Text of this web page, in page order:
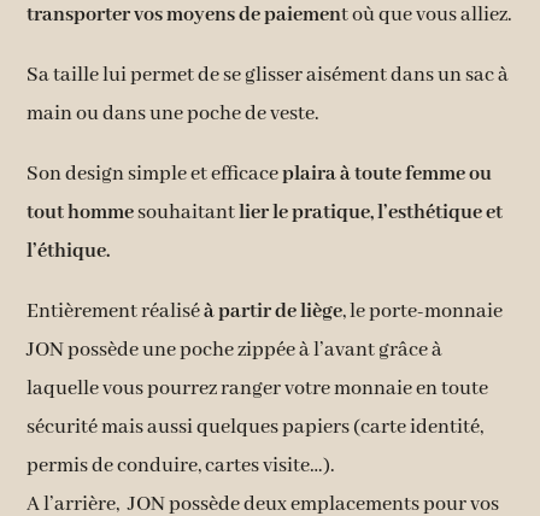
transporter vos moyens de paiement où que vous alliez.
Sa taille lui permet de se glisser aisément dans un sac à
main ou dans une poche de veste.
Son design simple et efficaceplaira à toute femme ou
tout hommesouhaitantlier le pratique, l’esthétique et
l’éthique.
Entièrement réaliséà partir de liège, le porte-monnaie
JON possède une poche zippée à l’avant grâce à
laquelle vous pourrez ranger votre monnaie en toute
sécurité mais aussi quelques papiers (carte identité,
permis de conduire, cartes visite…).
A l’arrière, JON possède deux emplacements pour vos